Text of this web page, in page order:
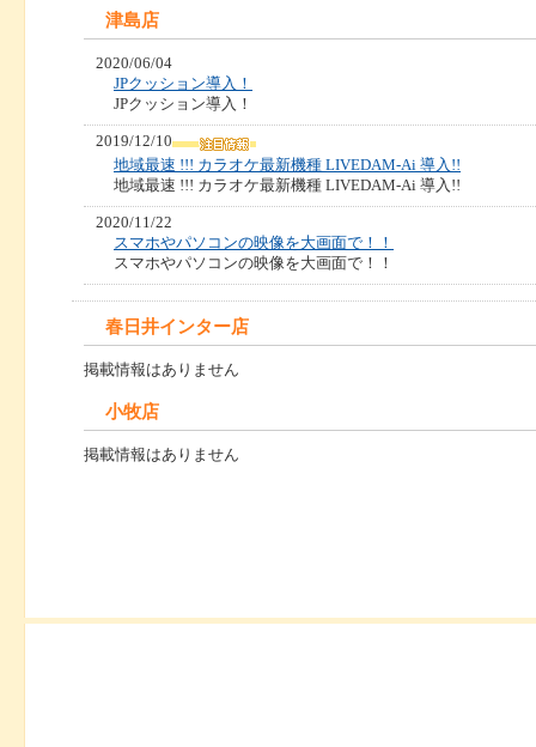
津島店
2020/06/04
JPクッション導入！
JPクッション導入！
2019/12/10
地域最速 !!! カラオケ最新機種 LIVEDAM-Ai 導入!!
地域最速 !!! カラオケ最新機種 LIVEDAM-Ai 導入!!
2020/11/22
スマホやパソコンの映像を大画面で！！
スマホやパソコンの映像を大画面で！！
春日井インター店
掲載情報はありません
小牧店
掲載情報はありません